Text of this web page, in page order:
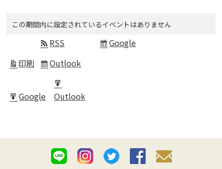
この期間内に設定されているイベントはありません
印刷
表
RSS
Subscribe
Google
Subscribe
Outlook
Export
Google
for
Outlook